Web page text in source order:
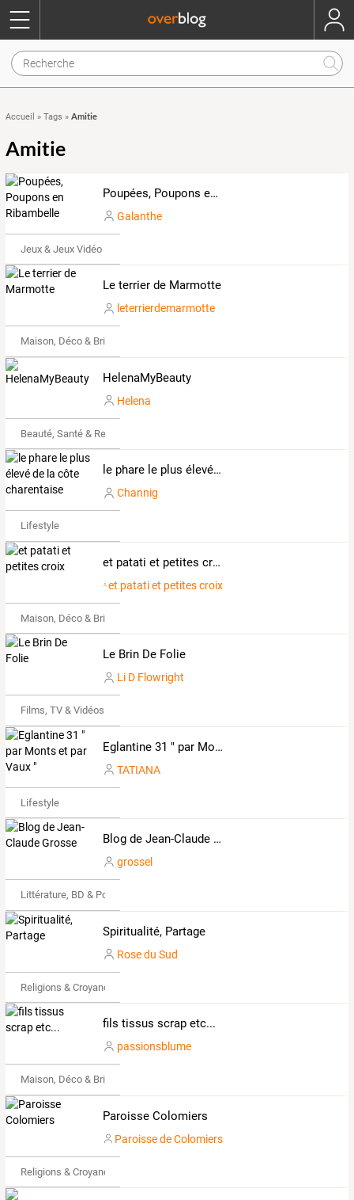
Accueil » Tags » Amitie
Amitie
Poupées, Poupons en Ribambelle
Galanthe
Jeux & Jeux Vidéo
Le terrier de Marmotte
leterrierdemarmotte
Maison, Déco & Bricolage
HelenaMyBeauty
Helena
Beauté, Santé & Remise en forme
le phare le plus élevé de la côte charentaise
Channig
Lifestyle
et patati et petites croix
et patati et petites croix
Maison, Déco & Bricolage
Le Brin De Folie
Li D Flowright
Films, TV & Vidéos
Eglantine 31 " par Monts et par Vaux "
TATIANA
Lifestyle
Blog de Jean-Claude Grosse
grossel
Littérature, BD & Poésie
Spiritualité, Partage
Rose du Sud
Religions & Croyances
fils tissus scrap etc...
passionsblume
Maison, Déco & Bricolage
Paroisse Colomiers
Paroisse de Colomiers
Religions & Croyances